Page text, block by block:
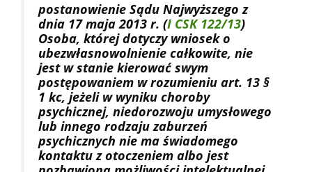
postanowienie Sądu Najwyższego z
dnia 17 maja 2013 r. (I CSK 122/13)
Osoba, której dotyczy wniosek o
ubezwłasnowolnienie całkowite, nie
jest w stanie kierować swym
postępowaniem w rozumieniu art. 13 §
1 kc, jeżeli w wyniku choroby
psychicznej, niedorozwoju umysłowego
lub innego rodzaju zaburzeń
psychicznych nie ma świadomego
kontaktu z otoczeniem albo jest